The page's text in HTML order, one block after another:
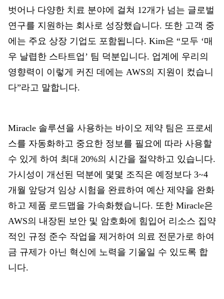
벗어나 다양한 치료 분야에 걸쳐 12개가 넘는 글로벌
연구를 지원하는 회사로 성장했습니다. 또한 고객 중
에는 주요 상장 기업도 포함됩니다. Kim은 “모두 ‘매
우 날렵한 스타트업’ 팀 덕분입니다. 업계에 우리의
영향력이 이렇게 커진 데에는 AWS의 지원이 컸습니
다”라고 말합니다.
Miracle 솔루션을 사용하는 바이오 제약 팀은 프로세
스를 자동화하고 중요한 정보를 필요에 따라 사용할
수 있게 하여 최대 20%의 시간을 절약하고 있습니다.
가시성이 개선된 덕분에 몇몇 조직은 예정보다 3~4
개월 앞당겨 임상 시험을 완료하여 예산 제약을 완화
하고 제품 로드맵을 가속화했습니다. 또한 Miracle은
AWS의 내장된 보안 및 암호화에 힘입어 리소스 집약
적인 규정 준수 작업을 제거하여 의료 전문가로 하여
금 규제가 아닌 혁신에 노력을 기울일 수 있도록 합
니다.